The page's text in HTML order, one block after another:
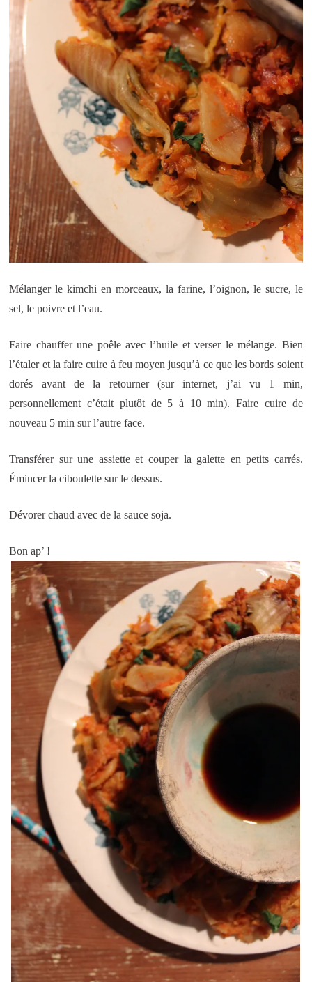
Mélanger le kimchi en morceaux, la farine, l’oignon, le sucre, le
sel, le poivre et l’eau.
Faire chauffer une poêle avec l’huile et verser le mélange. Bien
l’étaler et la faire cuire à feu moyen jusqu’à ce que les bords soient
dorés avant de la retourner (sur internet, j’ai vu 1 min,
personnellement c’était plutôt de 5 à 10 min). Faire cuire de
nouveau 5 min sur l’autre face.
Transférer sur une assiette et couper la galette en petits carrés.
Émincer la ciboulette sur le dessus.
Dévorer chaud avec de la sauce soja.
Bon ap’ !